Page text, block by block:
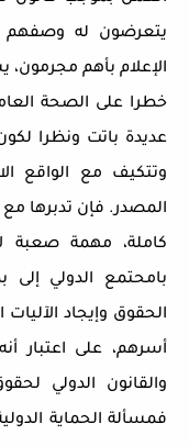
يتعرضون له
الإعلام بأهم مجرمون،
خطرا على الصحة
عديدة باتت ونظرا
وتتكيف مع الواقع
المصدر. فإن تدبرها
كاملة، مهمة صعبة
بامحتمع الدولي
الحقوق وإيجاد الآليات
أسرهم، على اعتبار
والقانون الدولي
فمسألة الحماية